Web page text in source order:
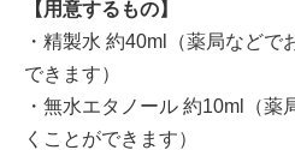
【用意するもの】
・精製水 約40ml（薬局など
できます）
・無水エタノール 約10ml（
くことができます）